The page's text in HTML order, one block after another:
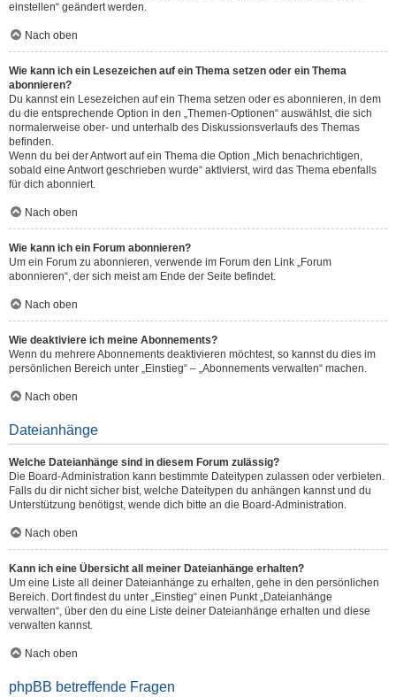
einstellen“ geändert werden.
Nach oben
Wie kann ich ein Lesezeichen auf ein Thema setzen oder ein Thema
abonnieren?
Du kannst ein Lesezeichen auf ein Thema setzen oder es abonnieren, in dem
du die entsprechende Option in den „Themen-Optionen“ auswählst, die sich
normalerweise ober- und unterhalb des Diskussionsverlaufs des Themas
befinden.
Wenn du bei der Antwort auf ein Thema die Option „Mich benachrichtigen,
sobald eine Antwort geschrieben wurde“ aktivierst, wird das Thema ebenfalls
für dich abonniert.
Nach oben
Wie kann ich ein Forum abonnieren?
Um ein Forum zu abonnieren, verwende im Forum den Link „Forum
abonnieren“, der sich meist am Ende der Seite befindet.
Nach oben
Wie deaktiviere ich meine Abonnements?
Wenn du mehrere Abonnements deaktivieren möchtest, so kannst du dies im
persönlichen Bereich unter „Einstieg“ – „Abonnements verwalten“ machen.
Nach oben
Dateianhänge
Welche Dateianhänge sind in diesem Forum zulässig?
Die Board-Administration kann bestimmte Dateitypen zulassen oder verbieten.
Falls du dir nicht sicher bist, welche Dateitypen du anhängen kannst und du
Unterstützung benötigst, wende dich bitte an die Board-Administration.
Nach oben
Kann ich eine Übersicht all meiner Dateianhänge erhalten?
Um eine Liste all deiner Dateianhänge zu erhalten, gehe in den persönlichen
Bereich. Dort findest du unter „Einstieg“ einen Punkt „Dateianhänge
verwalten“, über den du eine Liste deiner Dateianhänge erhalten und diese
verwalten kannst.
Nach oben
phpBB betreffende Fragen